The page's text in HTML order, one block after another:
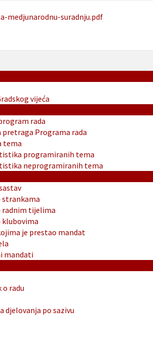
medjunarodnu-suradnju.pdf
vijeća
rada
pretraga Programa rada
tema
programiranih tema
neprogramiranih tema
strankama
radnim tijelima
klubovima
je prestao mandat
mandati
o radu
djelovanja po sazivu